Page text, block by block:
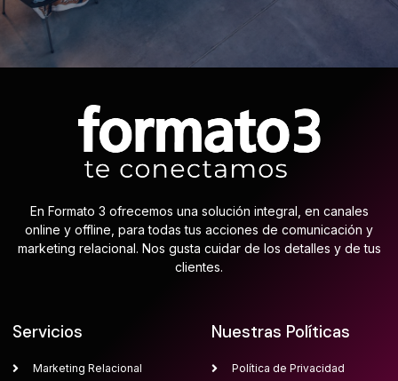
En Formato 3 ofrecemos una solución integral, en canales
online y offline, para todas tus acciones de comunicación y
marketing relacional. Nos gusta cuidar de los detalles y de tus
clientes.
Servicios
Marketing Relacional
Nuestras Políticas
Política de Privacidad